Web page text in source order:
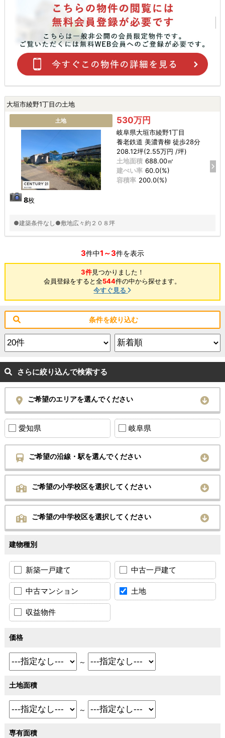
大垣市綾野1丁目の土地
土地
8枚
530万円
岐阜県大垣市綾野1丁目
養老鉄道 美濃青柳 徒歩28分
208.12坪(2.55万円 /坪)
土地面積 688.00㎡
建ぺい率 60.0(%)
容積率 200.0(%)
●建築条件なし●敷地広々約２０８坪
3件中1～3件を表示
3件見つかりました！
会員登録をすると全544件の中から探せます。
今すぐ見る
条件を絞り込む
さらに絞り込んで検索する
ご希望のエリアを選んでください
愛知県 岐阜県
ご希望の沿線・駅を選んでください
ご希望の小学校区を選択してください
ご希望の中学校区を選択してください
建物種別
新築一戸建て 中古一戸建て
中古マンション 土地
収益物件
価格
～
土地面積
～
専有面積